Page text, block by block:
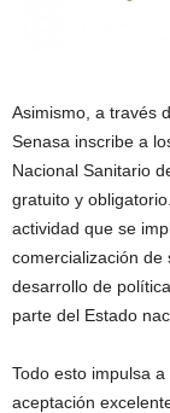
Asimismo, a través
Senasa inscribe a
Nacional Sanitario
gratuito y
actividad que se
comercialización de
desarrollo de
parte del Estado
Todo esto impulsa
aceptación